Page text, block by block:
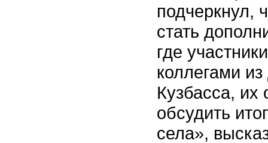
подчеркнул,
стать
где
коллегами
Кузбасса,
обсудить
села»,